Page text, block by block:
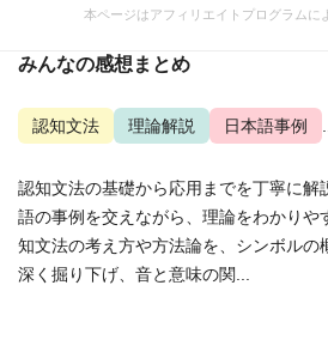
本ページはアフィリエイトプログラムに
みんなの感想まとめ
認知文法 理論解説 日本語事例
認知文法の基礎から応用までを丁寧に解
語の事例を交えながら、理論をわかりや
知文法の考え方や方法論を、シンボルの
深く掘り下げ、音と意味の関...